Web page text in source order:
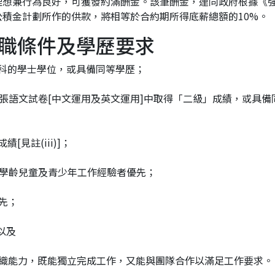
金計劃所作的供款，將相等於合約期所得底薪總額的10%。
條件及學歷要求
學士學位，或具備同等學歷；
語文試卷[中文運用及英文運用]中取得「二級」成績，或具備
績[見註(iii)]；
兒童及青少年工作經驗者優先；
；
及
力，既能獨立完成工作，又能與團隊合作以滿足工作要求。